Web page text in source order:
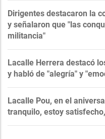
Dirigentes destacaron la
y señalaron que "las
militancia"
Lacalle Herrera destacó
y habló de "alegría" y
Lacalle Pou, en el
tranquilo, estoy